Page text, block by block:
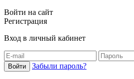
Войти на сайт
Регистрация
Вход в личный кабинет
Забыли пароль?